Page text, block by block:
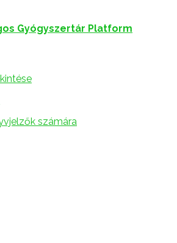
Gyógyszertár Platform
számára